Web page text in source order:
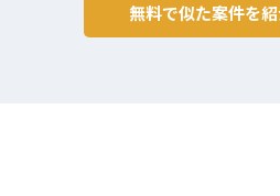
無料で似た案件を